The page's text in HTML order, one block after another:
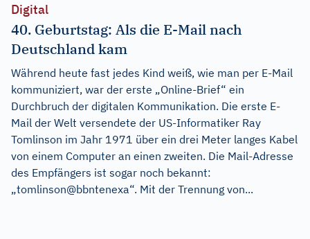
Digital
40. Geburtstag: Als die E-Mail nach
Deutschland kam
Während heute fast jedes Kind weiß, wie man per E-Mail
kommuniziert, war der erste „Online-Brief“ ein
Durchbruch der digitalen Kommunikation. Die erste E-
Mail der Welt versendete der US-Informatiker Ray
Tomlinson im Jahr 1971 über ein drei Meter langes Kabel
von einem Computer an einen zweiten. Die Mail-Adresse
des Empfängers ist sogar noch bekannt:
„tomlinson@bbntenexa“. Mit der Trennung von...